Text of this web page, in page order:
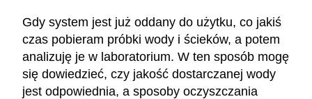
Gdy system jest już oddany do użytku, co jakiś
czas pobieram próbki wody i ścieków, a potem
analizuję je w laboratorium. W ten sposób mogę
się dowiedzieć, czy jakość dostarczanej wody
jest odpowiednia, a sposoby oczyszczania